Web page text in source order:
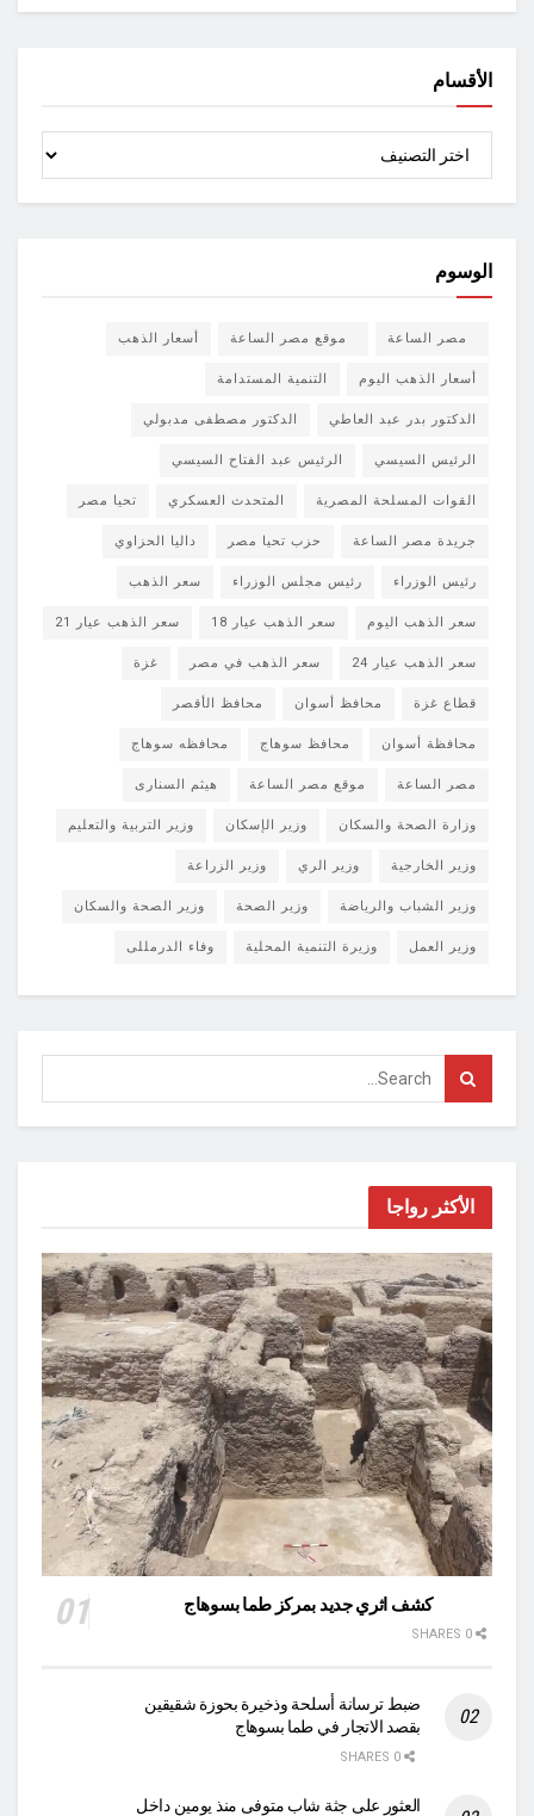
الأقسام
الأقسام
الوسوم
مصر الساعة موقع مصر الساعة أسعار الذهب
أسعار الذهب اليوم التنمية المستدامة
الدكتور بدر عبد العاطي الدكتور مصطفى مدبولي
الرئيس السيسي الرئيس عبد الفتاح السيسي
القوات المسلحة المصرية المتحدث العسكري تحيا مصر
جريدة مصر الساعة حزب تحيا مصر داليا الحزاوي
رئيس الوزراء رئيس مجلس الوزراء سعر الذهب
سعر الذهب اليوم سعر الذهب عيار 18 سعر الذهب عيار 21
سعر الذهب عيار 24 سعر الذهب في مصر غزة
قطاع غزة محافظ أسوان محافظ الأقصر
محافظة أسوان محافظ سوهاج محافظه سوهاج
مصر الساعة موقع مصر الساعة هيثم السنارى
وزارة الصحة والسكان وزير الإسكان وزير التربية والتعليم
وزير الخارجية وزير الري وزير الزراعة
وزير الشباب والرياضة وزير الصحة وزير الصحة والسكان
وزير العمل وزيرة التنمية المحلية وفاء الدرمللى
الأكثر رواجا
كشف اثري جديد بمركز طما بسوهاج
ضبط ترسانة أسلحة وذخيرة بحوزة شقيقين
بقصد الاتجار في طما بسوهاج
العثور على جثة شاب متوفى منذ يومين داخل